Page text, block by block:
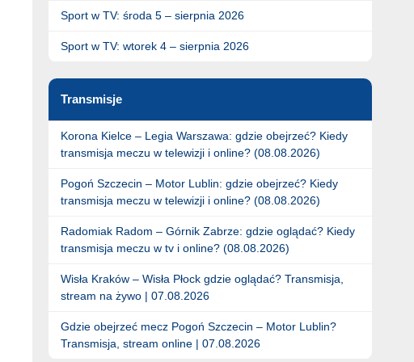
Sport w TV: środa 5 – sierpnia 2026
Sport w TV: wtorek 4 – sierpnia 2026
Transmisje
Korona Kielce – Legia Warszawa: gdzie obejrzeć? Kiedy
transmisja meczu w telewizji i online? (08.08.2026)
Pogoń Szczecin – Motor Lublin: gdzie obejrzeć? Kiedy
transmisja meczu w telewizji i online? (08.08.2026)
Radomiak Radom – Górnik Zabrze: gdzie oglądać? Kiedy
transmisja meczu w tv i online? (08.08.2026)
Wisła Kraków – Wisła Płock gdzie oglądać? Transmisja,
stream na żywo | 07.08.2026
Gdzie obejrzeć mecz Pogoń Szczecin – Motor Lublin?
Transmisja, stream online | 07.08.2026